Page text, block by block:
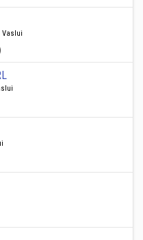
Vaslui